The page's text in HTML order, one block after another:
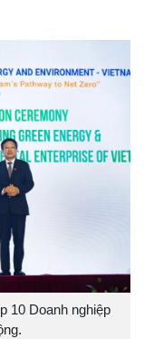
10 Doanh nghiệp